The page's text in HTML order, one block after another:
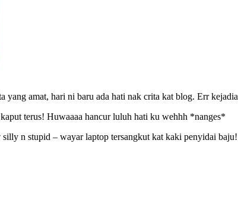
yang amat, hari ni baru ada hati nak crita kat blog. Err
terus! Huwaaaa hancur luluh hati ku wehhh *nanges*
n stupid – wayar laptop tersangkut kat kaki penyidai